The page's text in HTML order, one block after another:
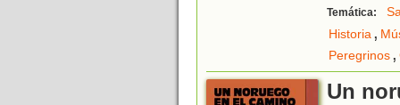
Temática:
Historia,
Peregrinos,
Un